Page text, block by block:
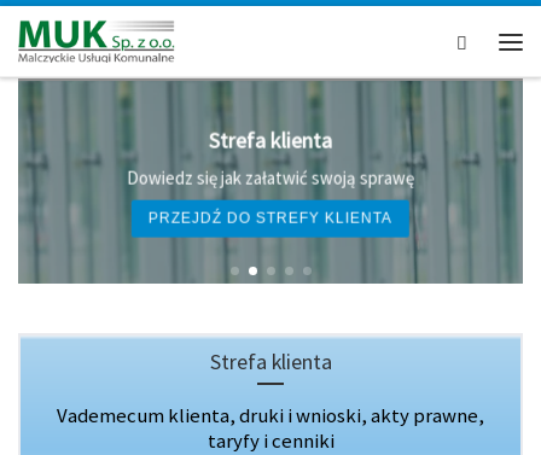
Przejdź do treści
Search
Kanalizacja
Odbiór ścieków w gminie Malczyce
DOWIEDZ SIĘ WIĘCEJ
Strefa klienta
Vademecum klienta, druki i wnioski, akty prawne,
taryfy i cenniki